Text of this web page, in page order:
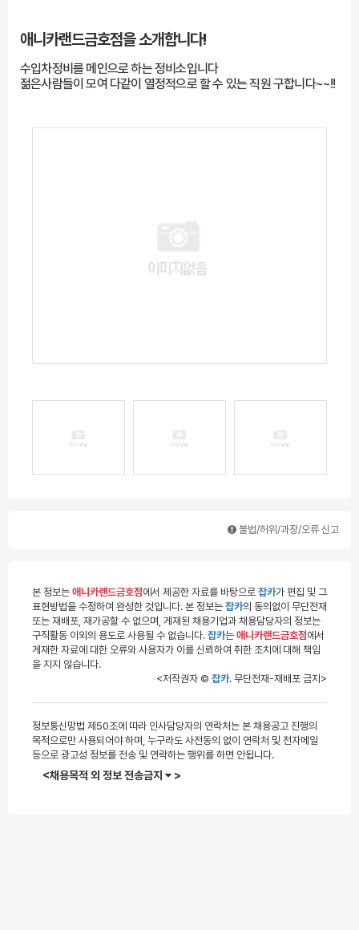
애니카랜드금호점을소개합니다!
수입차정비를 메인으로 하는 정비소입니다
젊은사람들이 모여 다같이 열정적으로 할 수 있는 직원 구합니다~~!!
불법/허위/과장/오류 신고
본 정보는 애니카랜드금호점에서 제공한 자료를 바탕으로 잡카가 편집 및 그
표현방법을 수정하여 완성한 것입니다. 본 정보는 잡카의 동의없이 무단전재
또는 재배포, 재가공할 수 없으며, 게재된 채용기업과 채용담당자의 정보는
구직활동 이외의 용도로 사용될 수 없습니다. 잡카는 애니카랜드금호점에서
게재한 자료에 대한 오류와 사용자가 이를 신뢰하여 취한 조치에 대해 책임
을 지지 않습니다.
<저작권자 © 잡카. 무단전재-재배포 금지>
정보통신망법 제50조에 따라 인사담당자의 연락처는 본 채용공고 진행의
목적으로만 사용되어야 하며, 누구라도 사전동의 없이 연락처 및 전자메일
등으로 광고성 정보를 전송 및 연락하는 행위를 하면 안됩니다.
<채용목적 외 정보 전송금지 >